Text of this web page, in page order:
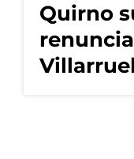
Quirno
Villarruel